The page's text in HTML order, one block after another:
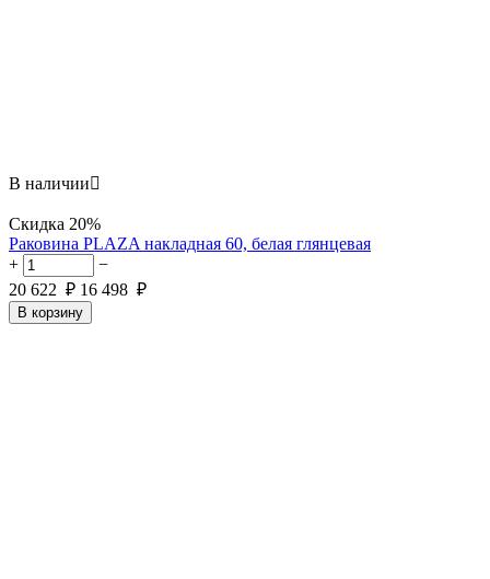
В наличии
Скидка 20%
Раковина PLAZA накладная 60, белая глянцевая
+
−
20 622 ₽ 16 498 ₽
В корзину